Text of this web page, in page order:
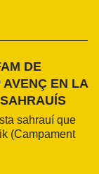
DE
EN LA
sahrauí que
(Campament